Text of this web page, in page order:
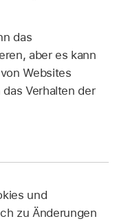
das
aber es kann
Websites
Verhalten der
und
zu Änderungen